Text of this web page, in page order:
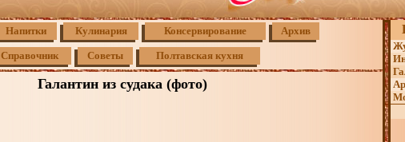
Напитки Кулинария Консервирование Архив
Справочник Советы Полтавская кухня
Галантин из судака (фото)